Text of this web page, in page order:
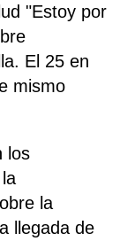
"Estoy por
El 25 en
mismo
los
la
llegada de